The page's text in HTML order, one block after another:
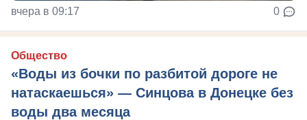
вчера в 09:17 0
Общество
«Воды из бочки по разбитой дороге не
натаскаешься» — Синцова в Донецке без
воды два месяца